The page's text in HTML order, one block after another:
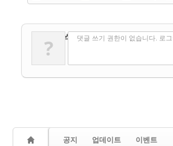
댓글 쓰기
? 댓글 쓰기 권한이 없습니다. 로
공지 업데이트
이벤트